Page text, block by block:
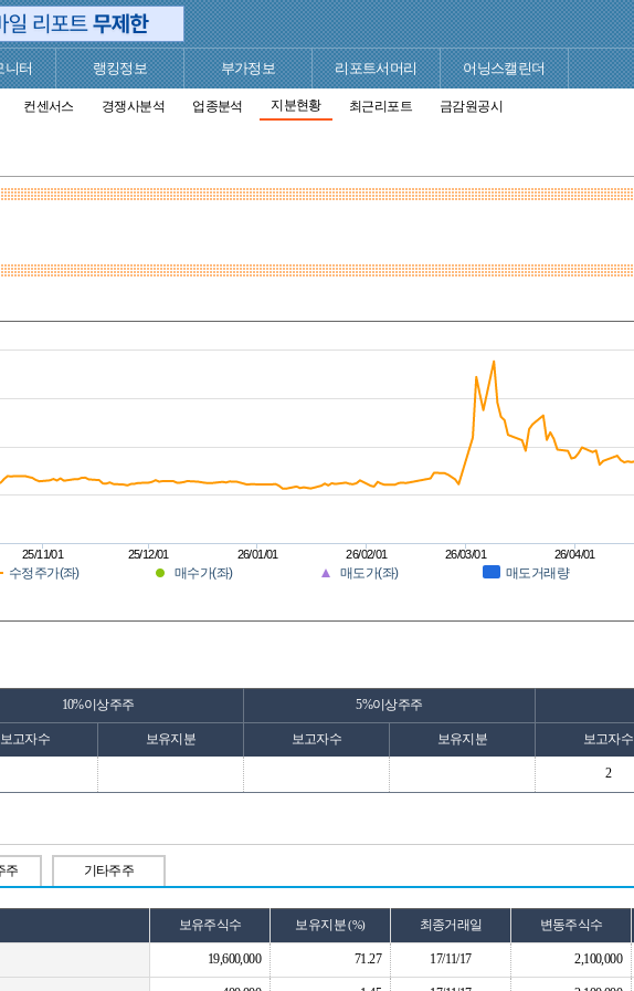
니터 랭킹정보 부가정보 리포트서머리 어닝스캘린더
컨센서스 경쟁사분석 업종분석 지분현황 최근리포트 금감원공시
수정주가(좌) 매수가(좌) 매도가(좌) 매도거래량
25/11/01 25/12/01 26/01/01 26/02/01 26/03/01 26/04/01
10%이상주주 5%이상주주
보고자수 보유지분 보고자수 보유지분 보고자수
2
주 기타주주
보유주식수 보유지분(%) 최종거래일 변동주식수
19,600,000 71.27 17/11/17 2,100,000